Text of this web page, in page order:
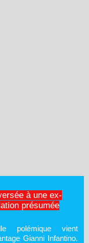
à une ex-
présumée
polémique vient
Gianni Infantino.